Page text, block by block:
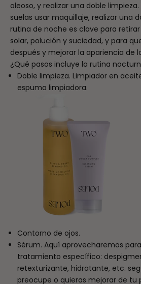
oleoso, y realizar una doble
suelas usar maquillaje, realizar una
rutina de noche es clave para
solar, polución y suciedad, y para
después y mejorar la apariencia de
¿Qué pasos incluye la rutina
Doble limpieza. Limpiador en
espuma limpiadora.
Contorno de ojos.
Sérum. Aquí aprovecharemos
tratamiento específico:
retexturizante, hidratante, etc.
preocupe o quieras mejorar de tu